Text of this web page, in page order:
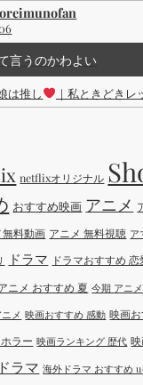
言うのかわよい
は推し ｜私ときどき
netflixオリジナル
おすすめ映画 アニメ
無料動画 アニメ 無料視聴 ア
ドラマ ドラマおすすめ 恋
ニメ おすすめ 夏 今期 アニ
メ 映画おすすめ 感動 映画
ラー 映画ランキング 歴代
ラマ 海外ドラマ おすすめ